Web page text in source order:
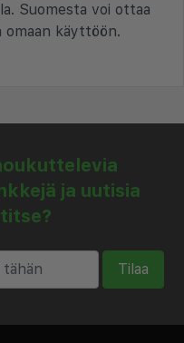
Suomesta voi ottaa
omaan käyttöön.
ja uutisia
Tilaa